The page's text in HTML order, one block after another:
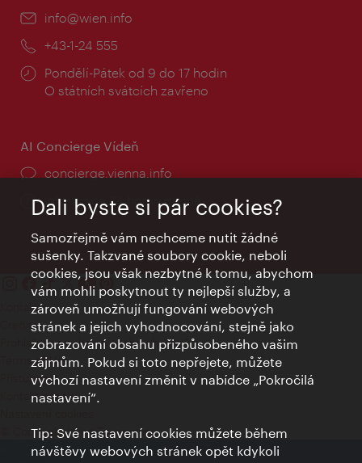
E-
info@wien.info
Telefon:
+43-1-24 555
Provozní
doba:
Pondělí-Pátek od 9 do 17 hodin
O státních svátcích zavřeno
AI Concierge Vídeň
concierge.vienna.info
Informace 24 hodin denně
Kontakty
Credits
Prohlášení o ochraně osobních údajů
Terms of Use
Přístupnost
Kontakt pro tisk
© Copyright Wien Tourismus
Dali byste si pár cookies?
Samozřejmě vám nechceme nutit žádné
sušenky. Takzvané soubory cookie, neboli
cookies, jsou však nezbytné k tomu, abychom
vám mohli poskytnout ty nejlepší služby, a
zároveň umožňují fungování webových
stránek a jejich vyhodnocování, stejně jako
zobrazování obsahu přizpůsobeného vašim
zájmům. Pokud si toto nepřejete, můžete
výchozí nastavení změnit v nabídce „Pokročilá
nastavení“.
Tip: Své nastavení cookies můžete během
návštěvy webových stránek opět kdykoli